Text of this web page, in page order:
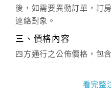
後，如需要異動訂單，訂
連絡對象。
三、價格內容
四方通行之公佈價格，包
價」之當日價格為標準。
看完整